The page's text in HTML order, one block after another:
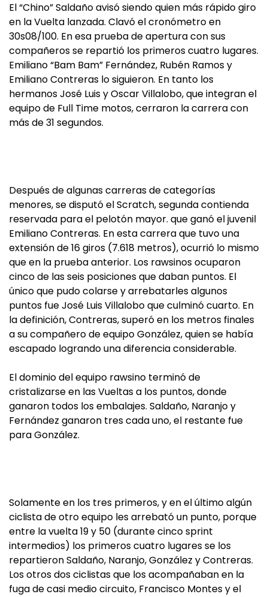
El “Chino” Saldaño avisó siendo quien más rápido giro
en la Vuelta lanzada. Clavó el cronómetro en
30s08/100. En esa prueba de apertura con sus
compañeros se repartió los primeros cuatro lugares.
Emiliano “Bam Bam” Fernández, Rubén Ramos y
Emiliano Contreras lo siguieron. En tanto los
hermanos José Luis y Oscar Villalobo, que integran el
equipo de Full Time motos, cerraron la carrera con
más de 31 segundos.
Después de algunas carreras de categorías
menores, se disputó el Scratch, segunda contienda
reservada para el pelotón mayor. que ganó el juvenil
Emiliano Contreras. En esta carrera que tuvo una
extensión de 16 giros (7.618 metros), ocurrió lo mismo
que en la prueba anterior. Los rawsinos ocuparon
cinco de las seis posiciones que daban puntos. El
único que pudo colarse y arrebatarles algunos
puntos fue José Luis Villalobo que culminó cuarto. En
la definición, Contreras, superó en los metros finales
a su compañero de equipo González, quien se había
escapado logrando una diferencia considerable.
El dominio del equipo rawsino terminó de
cristalizarse en las Vueltas a los puntos, donde
ganaron todos los embalajes. Saldaño, Naranjo y
Fernández ganaron tres cada uno, el restante fue
para González.
Solamente en los tres primeros, y en el último algún
ciclista de otro equipo les arrebató un punto, porque
entre la vuelta 19 y 50 (durante cinco sprint
intermedios) los primeros cuatro lugares se los
repartieron Saldaño, Naranjo, González y Contreras.
Los otros dos ciclistas que los acompañaban en la
fuga de casi medio circuito, Francisco Montes y el